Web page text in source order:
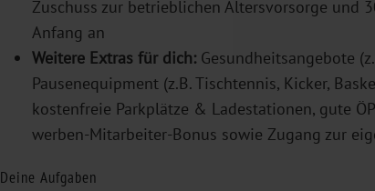
Zuschuss zur betrieblichen Altersvorsorge und
Anfang an
Weitere Extras für dich: Gesundheitsangebote
Pausenequipment (z.B. Tischtennis, Kicker,
kostenfreie Parkplätze & Ladestationen, gute
werben-Mitarbeiter-Bonus sowie Zugang zur
Deine Aufgaben